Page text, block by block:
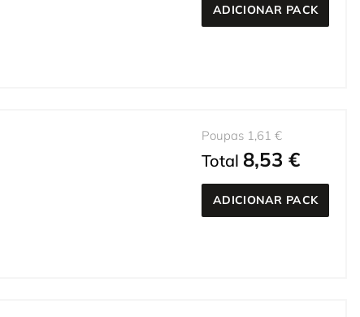
ADICIONAR PACK
Poupas 1,61 €
Total 8,53 €
ADICIONAR PACK